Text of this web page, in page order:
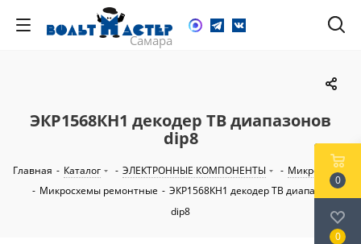
ЭКР1568КН1 декодер ТВ диапазонов
dip8
Главная - Каталог - ЭЛЕКТРОННЫЕ КОМПОНЕНТЫ - Микросхемы
- Микросхемы ремонтные - ЭКР1568КН1 декодер ТВ диапазонов
dip8
0
0